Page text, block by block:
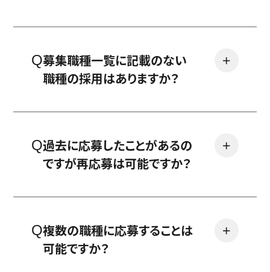
＋
募集職種一覧に記載のない
職種の採用はありますか？
＋
過去に応募したことがあるの
ですが再応募は可能ですか？
＋
複数の職種に応募することは
可能ですか？